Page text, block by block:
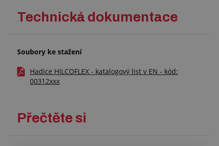
Technická dokumentace
Soubory ke stažení
Hadice HILCOFLEX - katalogový list v EN - kód:
00312xxx
Přečtěte si